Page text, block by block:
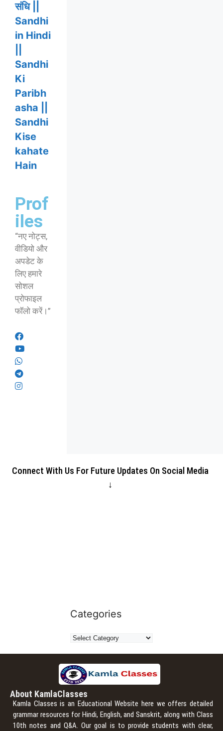
संधि ||
Sandhi
in Hindi
Sandhi
Ki
Paribh
asha ||
Sandhi
Kise
kahate
Hain
Prof
iles
“नए नोट्स,
वीडियो और
अपडेट के
लिए हमारे
सोशल
प्रोफाइल
फॉलो करें।”
Connect With Us For Future Updates On Social Media
↓
Categories
About KamlaClasses
Kamla Classes is an Educational Website here we offers detailed
grammar resources for Hindi, English, and Sanskrit, along with Class
10th notes and Q&A. Our goal is to provide students with clear,